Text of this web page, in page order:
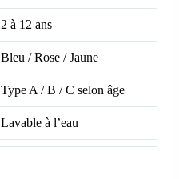
2 à 12 ans
Bleu / Rose / Jaune
Type A / B / C selon âge
Lavable à l’eau